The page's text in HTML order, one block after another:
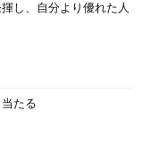
し、自分より優れた人
たる